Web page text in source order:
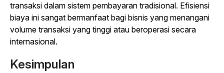
transaksi dalam sistem pembayaran tradisional. Efisiensi
biaya ini sangat bermanfaat bagi bisnis yang menangani
volume transaksi yang tinggi atau beroperasi secara
internasional.
Kesimpulan